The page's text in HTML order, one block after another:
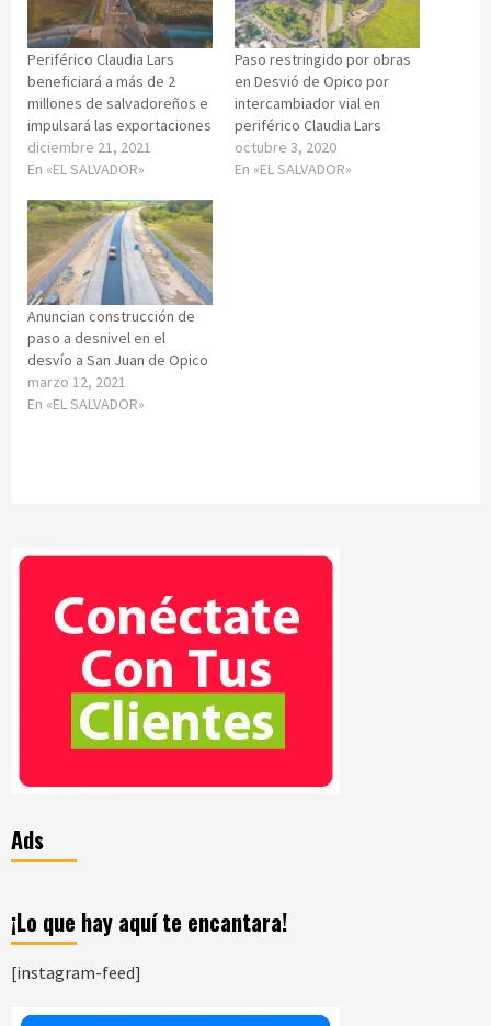
Periférico Claudia Lars
beneficiará a más de 2
millones de salvadoreños e
impulsará las exportaciones
diciembre 21, 2021
En «EL SALVADOR»
Paso restringido por obras
en Desvió de Opico por
intercambiador vial en
periférico Claudia Lars
octubre 3, 2020
En «EL SALVADOR»
Anuncian construcción de
paso a desnivel en el
desvío a San Juan de Opico
marzo 12, 2021
En «EL SALVADOR»
Ads
¡Lo que hay aquí te encantara!
[instagram-feed]